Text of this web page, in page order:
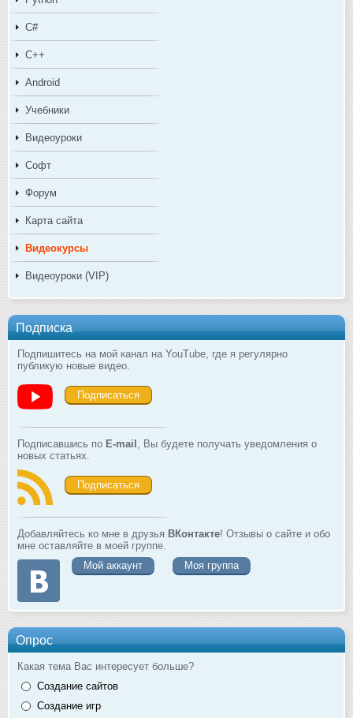
C#
C++
Android
Учебники
Видеоуроки
Софт
Форум
Карта сайта
Видеокурсы
Видеоуроки (VIP)
Подписка
Подпишитесь на мой канал на YouTube, где я регулярно
публикую новые видео.
Подписаться
Подписавшись по E-mail
, Вы будете получать уведомления о
новых статьях.
Подписаться
Добавляйтесь ко мне в друзья ВКонтакте! Отзывы о сайте и обо
мне оставляйте в моей группе.
Мой аккаунт
Моя группа
Опрос
Какая тема Вас интересует больше?
Создание сайтов
Создание игр